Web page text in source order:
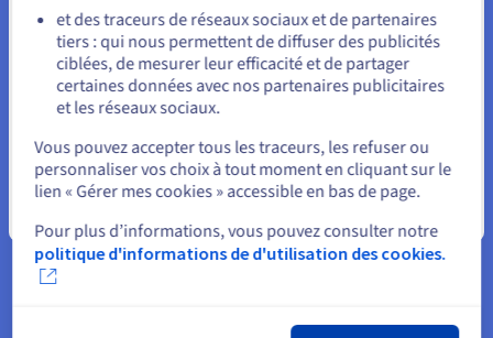
Créez un site web ou une boutique en ligne
Référencement local et e-réputation
Solutions e-mail professionnelles
Connectez et sécurisez votre accès à Internet
Rester sur le site actuel
Sélectionner un autre site web
et des traceurs de réseaux sociaux et de partenaires
tiers : qui nous permettent de diffuser des publicités
ciblées, de mesurer leur efficacité et de partager
certaines données avec nos partenaires publicitaires
et les réseaux sociaux.
Vous pouvez accepter tous les traceurs, les refuser ou
personnaliser vos choix à tout moment en cliquant sur le
lien « Gérer mes cookies » accessible en bas de page.
Pour plus d’informations, vous pouvez consulter notre
politique d'informations de d'utilisation des cookies.